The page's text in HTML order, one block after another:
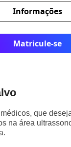
Informações
Matricule-se
que
na área